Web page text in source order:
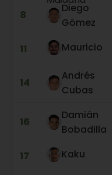
8
Diego
Gómez
11 Mauricio
14
Andrés
Cubas
16
Damián
Bobadilla
17 Kaku